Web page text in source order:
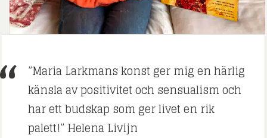
”Maria Larkmans konst ger mig en härlig
känsla av positivitet och sensualism och
har ett budskap som ger livet en rik
palett!” Helena Livijn